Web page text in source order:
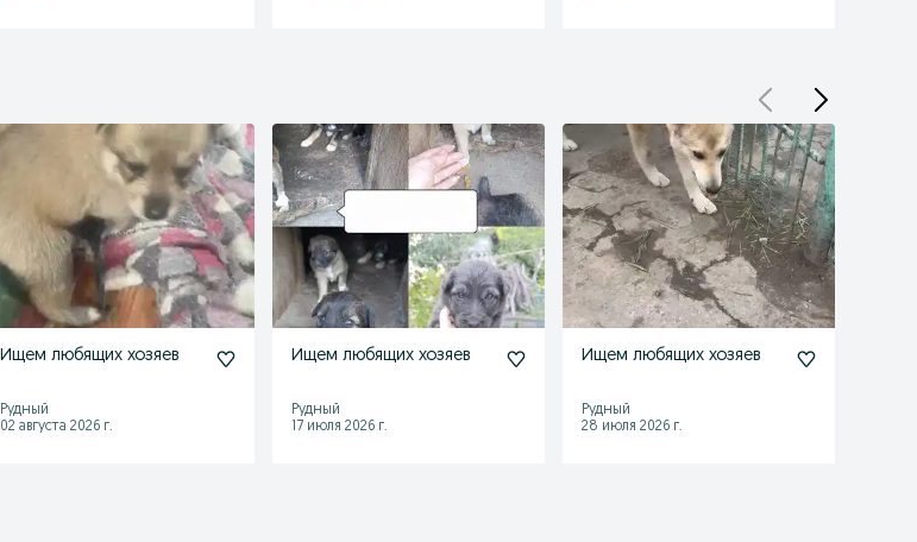
Ищем любящих хозяев
Рудный
02 августа 2026 г.
Ищем любящих хозяев
Рудный
17 июля 2026 г.
Ищем любящих хозяев
Рудный
28 июля 2026 г.